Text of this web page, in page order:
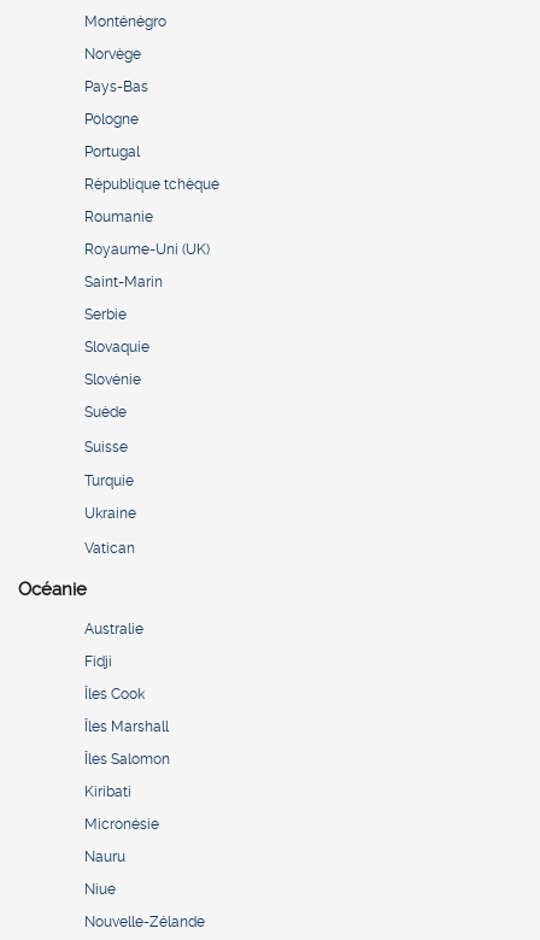
Monténégro
Norvège
Pays-Bas
Pologne
Portugal
République tchèque
Roumanie
Royaume-Uni (UK)
Saint-Marin
Serbie
Slovaquie
Slovénie
Suède
Suisse
Turquie
Ukraine
Vatican
Océanie
Australie
Fidji
Îles Cook
Îles Marshall
Îles Salomon
Kiribati
Micronésie
Nauru
Niue
Nouvelle-Zélande